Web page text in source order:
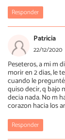
Responder
Patricia
22/12/2020
Peseteros, a mi m
morir en 2 dias, le
cuando le
quiso decir, q bajo
decia nada. No m
corazon hacia los
Responder